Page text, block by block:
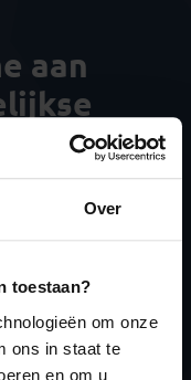
Over
toestaan?
om onze
ons in staat te
en om u
aan